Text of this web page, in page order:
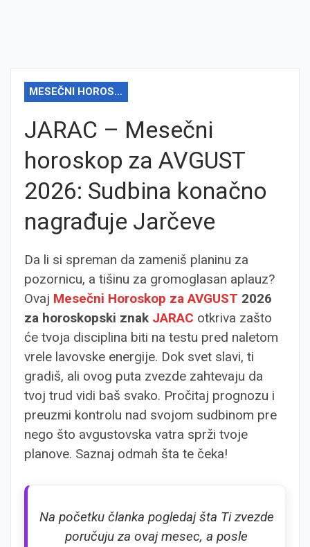
MESEČNI HOROSKOP
JARAC – Mesečni
horoskop za AVGUST
2026: Sudbina konačno
nagrađuje Jarčeve
Da li si spreman da zameniš planinu za
pozornicu, a tišinu za gromoglasan aplauz?
Ovaj Mesečni Horoskop za AVGUST 2026
za horoskopski znak JARAC otkriva zašto
će tvoja disciplina biti na testu pred naletom
vrele lavovske energije. Dok svet slavi, ti
gradiš, ali ovog puta zvezde zahtevaju da
tvoj trud vidi baš svako. Pročitaj prognozu i
preuzmi kontrolu nad svojom sudbinom pre
nego što avgustovska vatra sprži tvoje
planove. Saznaj odmah šta te čeka!
Na početku članka pogledaj šta Ti zvezde
poručuju za ovaj mesec, a posle